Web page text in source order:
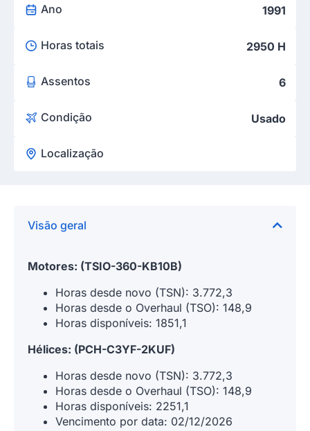
Ano 1991
Horas totais 2950 H
Assentos 6
Condição Usado
Localização
Visão geral
Motores: (TSIO-360-KB10B)
Horas desde novo (TSN): 3.772,3
Horas desde o Overhaul (TSO): 148,9
Horas disponíveis: 1851,1
Hélices: (PCH-C3YF-2KUF)
Horas desde novo (TSN): 3.772,3
Horas desde o Overhaul (TSO): 148,9
Horas disponíveis: 2251,1
Vencimento por data: 02/12/2026